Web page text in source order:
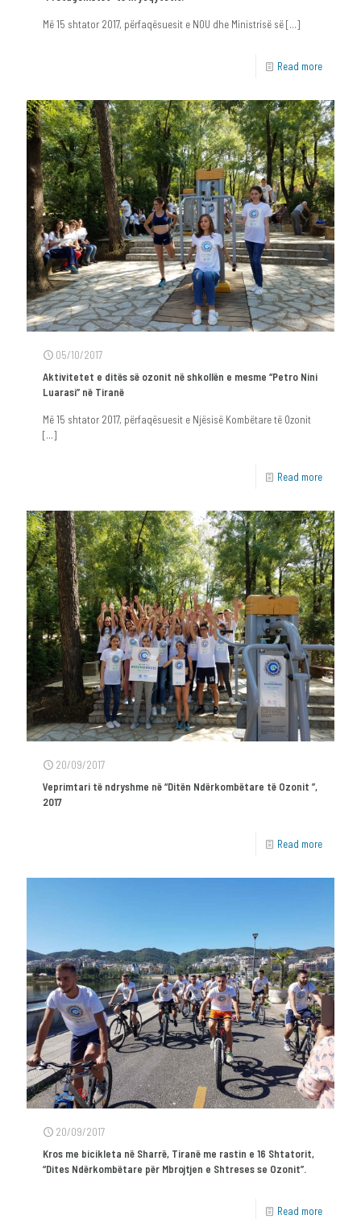
Më 15 shtator 2017, përfaqësuesit e NOU dhe Ministrisë së[…]
Read more
05/10/2017
Aktivitetet e ditës së ozonit në shkollën e mesme “Petro Nini
Luarasi” në Tiranë
Më 15 shtator 2017, përfaqësuesit e Njësisë Kombëtare të Ozonit
[…]
Read more
20/09/2017
Veprimtari të ndryshme në “Ditën Ndërkombëtare të Ozonit ”,
2017
Read more
20/09/2017
Kros me bicikleta në Sharrë, Tiranë me rastin e 16 Shtatorit,
“Dites Ndërkombëtare për Mbrojtjen e Shtreses se Ozonit”.
Read more